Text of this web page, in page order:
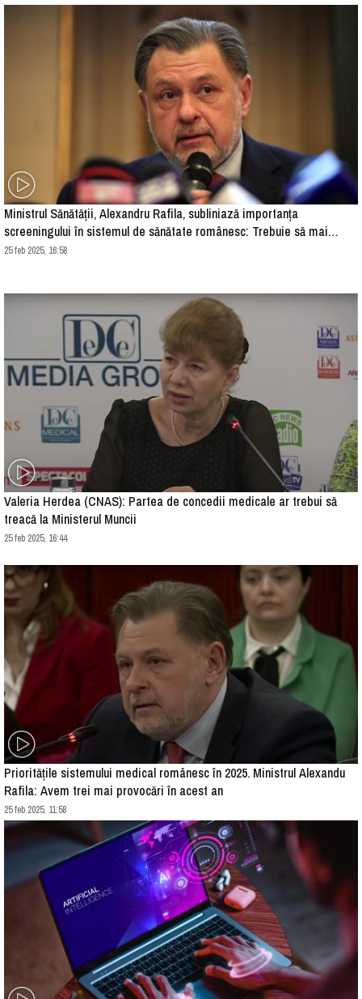
Ministrul Sănătății, Alexandru Rafila, subliniază importanța
screeningului în sistemul de sănătate românesc: Trebuie să mai
insistăm
25 feb 2025, 16:58
Valeria Herdea (CNAS): Partea de concedii medicale ar trebui să
treacă la Ministerul Muncii
25 feb 2025, 16:44
Prioritățile sistemului medical românesc în 2025. Ministrul Alexandu
Rafila: Avem trei mai provocări în acest an
25 feb 2025, 11:58